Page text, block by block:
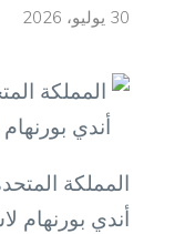
30 يوليو، 2026
المملكة
أندي بورنهام